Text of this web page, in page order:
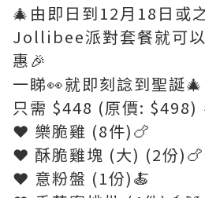
🎄由即日到12月18日或
Jollibee派對套餐就可
惠🎉
一睇👀就即刻諗到聖誕
只需 $448 (原價: $498)
❤ 樂脆雞 (8件)🍗
❤ 酥脆雞塊 (大) (2份)🍗
❤ 意粉盤 (1份)🍝